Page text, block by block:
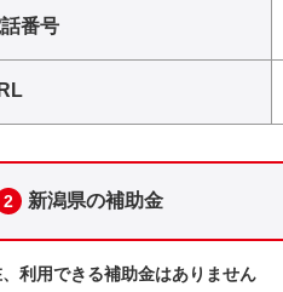
番号
2 新潟県の補助金
利用できる補助金はありません